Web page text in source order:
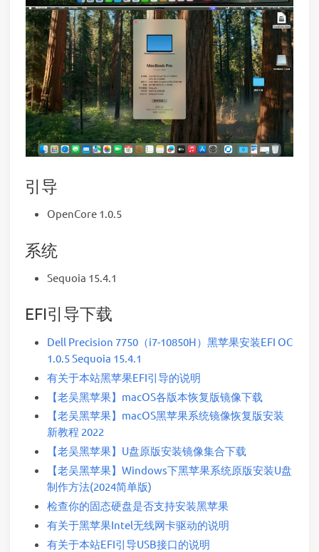
引导
OpenCore 1.0.5
系统
Sequoia 15.4.1
EFI引导下载
Dell Precision 7750（i7-10850H）黑苹果安装EFI OC
1.0.5 Sequoia 15.4.1
有关于本站黑苹果EFI引导的说明
【老吴黑苹果】macOS各版本恢复版镜像下载
【老吴黑苹果】macOS黑苹果系统镜像恢复版安装
新教程 2022
【老吴黑苹果】U盘原版安装镜像集合下载
【老吴黑苹果】Windows下黑苹果系统原版安装U盘
制作方法(2024简单版)
检查你的固态硬盘是否支持安装黑苹果
有关于黑苹果Intel无线网卡驱动的说明
有关于本站EFI引导USB接口的说明